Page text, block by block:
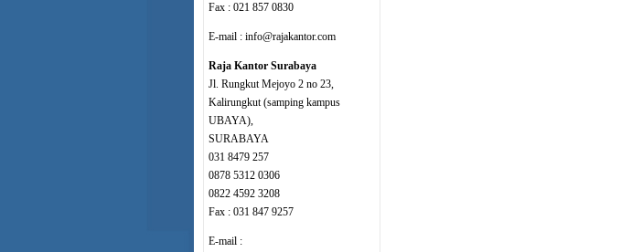
Fax : 021 857 0830
E-mail : info@rajakantor.com
Raja Kantor Surabaya
Jl. Rungkut Mejoyo 2 no 23,
Kalirungkut (samping kampus
UBAYA),
SURABAYA
031 8479 257
0878 5312 0306
0822 4592 3208
Fax : 031 847 9257
E-mail :